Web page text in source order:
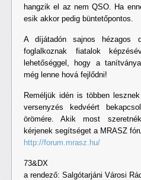
hangzik el az nem QSO. Ha
esik akkor pedig büntetőpontos.
A díjátadón sajnos hézagos
foglalkoznak fiatalok
lehetőséggel, hogy a
még lenne hová fejlődni!
Reméljük idén is többen
versenyzés kedvéért
örömére. Akik most
kérjenek segítséget a MRASZ
http://forum.mrasz.hu/
73&DX
a rendező: Salgótarjáni Városi